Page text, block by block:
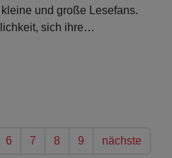
und große Lesefans.
sich ihre…
6 7 8 9 nächste